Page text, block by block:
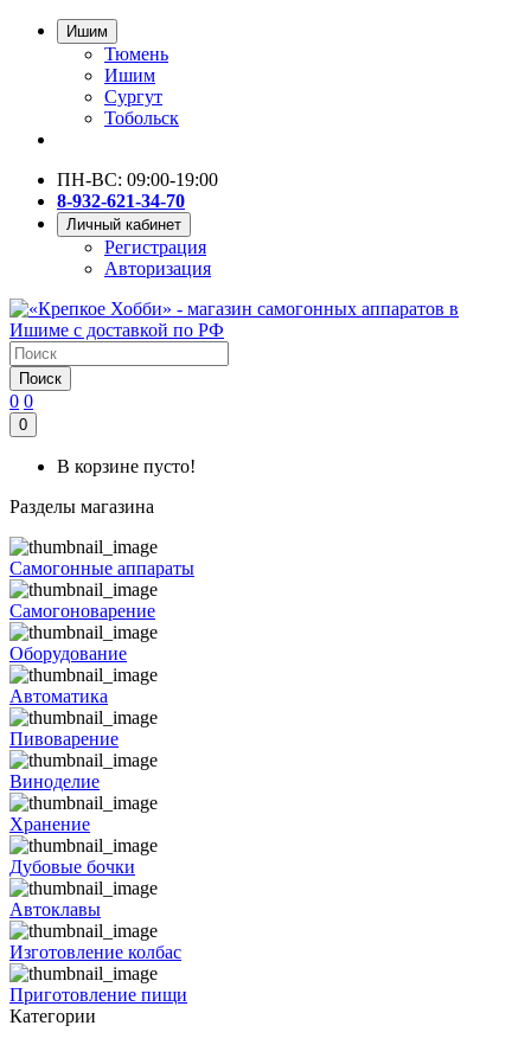
Ишим
Тюмень
Ишим
Сургут
Тобольск
ПН-ВС: 09:00-19:00
8-932-621-34-70
Личный кабинет
Регистрация
Авторизация
Поиск
0 0
0
В корзине пусто!
Разделы магазина
Самогонные аппараты
Самогоноварение
Оборудование
Автоматика
Пивоварение
Виноделие
Хранение
Дубовые бочки
Автоклавы
Изготовление колбас
Приготовление пищи
Категории